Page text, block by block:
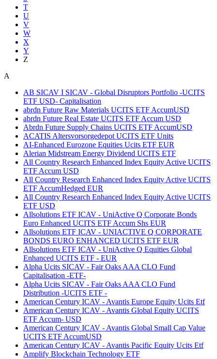
T
U
V
W
X
Y
Z
A
AB SICAV I SICAV - Global Disruptors Portfolio -UCITS
ETF USD- Capitalisation
abrdn Future Raw Materials UCITS ETF AccumUSD
abrdn Future Real Estate UCITS ETF Accum USD
Abrdn Future Supply Chains UCITS ETF AccumUSD
ACATIS Altersvorsorgedepot UCITS ETF Units
AI-Enhanced Eurozone Equities Ucits ETF EUR
Alerian Midstream Energy Dividend UCITS ETF
All Country Research Enhanced Index Equity Active UCITS
ETF Accum USD
All Country Research Enhanced Index Equity Active UCITS
ETF AccumHedged EUR
All Country Research Enhanced Index Equity Active UCITS
ETF USD
Allsolutions ETF ICAV - UniActive Q Corporate Bonds
Euro Enhanced UCITS ETF Accum Shs EUR
Allsolutions ETF ICAV - UNIACTIVE Q CORPORATE
BONDS EURO ENHANCED UCITS ETF EUR
Allsolutions ETF ICAV - UniActive Q Equities Global
Enhanced UCITS ETF - EUR
Alpha Ucits SICAV - Fair Oaks AAA CLO Fund
Capitalisation -ETF-
Alpha Ucits SICAV - Fair Oaks AAA CLO Fund
Distribution -UCITS ETF -
American Century ICAV - Avantis Europe Equity Ucits Etf
American Century ICAV - Avantis Global Equity UCITS
ETF Accum- USD
American Century ICAV - Avantis Global Small Cap Value
UCITS ETF AccumUSD
American Century ICAV - Avantis Pacific Equity Ucits Etf
Amplify Blockchain Technology ETF